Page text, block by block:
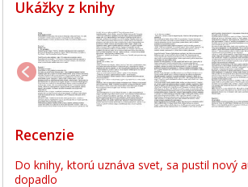
Ukážky z knihy
Recenzie
Do knihy, ktorú uznáva svet, sa pustil nový
dopadlo